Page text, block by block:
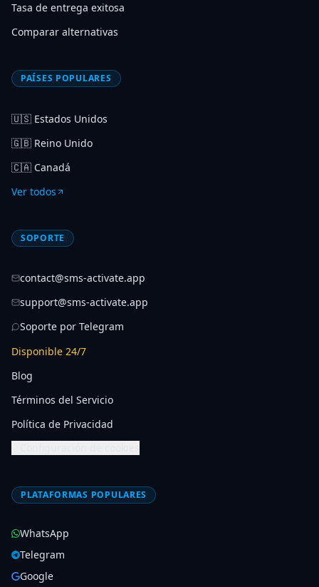
Tasa de entrega exitosa
Comparar alternativas
PAÍSES POPULARES
🇺🇸 Estados Unidos
🇬🇧 Reino Unido
🇨🇦 Canadá
Ver todos
SOPORTE
contact@sms-activate.app
support@sms-activate.app
Soporte por Telegram
Disponible 24/7
Blog
Términos del Servicio
Política de Privacidad
PLATAFORMAS POPULARES
WhatsApp
Telegram
Google